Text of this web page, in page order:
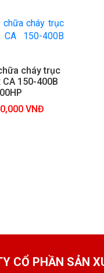
cháy trục
150-400B
VNĐ
CỔ PHẦN SẢN